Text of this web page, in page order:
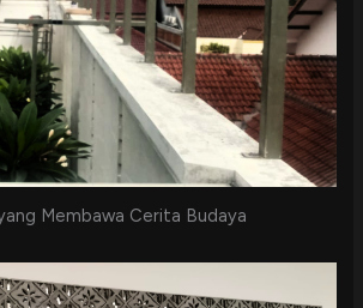
Membawa Cerita Budaya